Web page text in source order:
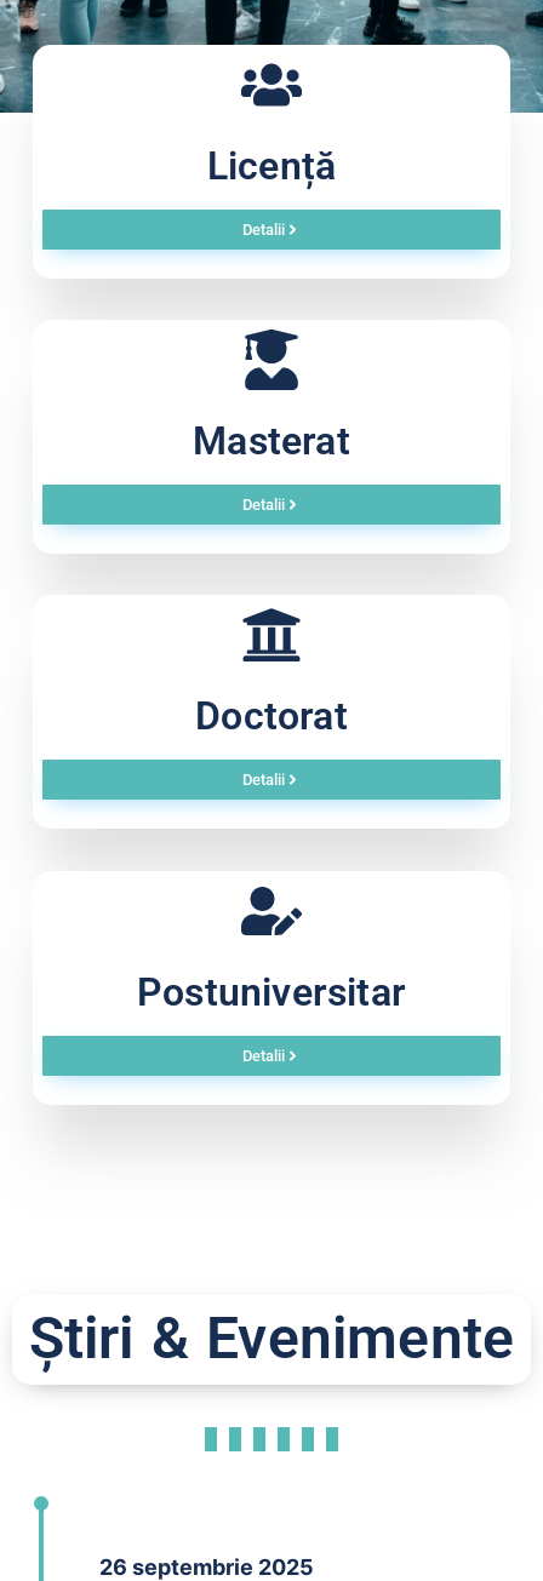
Bine ați venit la
Facultatea de
Informatică
Licență
Detalii
Masterat
Detalii
Doctorat
Detalii
Postuniversitar
Detalii
Știri & Evenimente
26 septembrie 2025